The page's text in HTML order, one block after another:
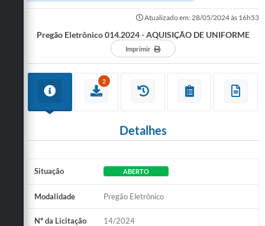
A Nossa Cidade
Formulários
Conselho Tutelar.
Carta de Serviços
Atualizado em: 28/05/2024 às 16h53
Pregão Eletrônico 014.2024 - AQUISIÇÃO DE UNIFORME
Imprimir
2
Detalhes
Situação ABERTO
Modalidade Pregão Eletrônico
Nº da Licitação 14/2024